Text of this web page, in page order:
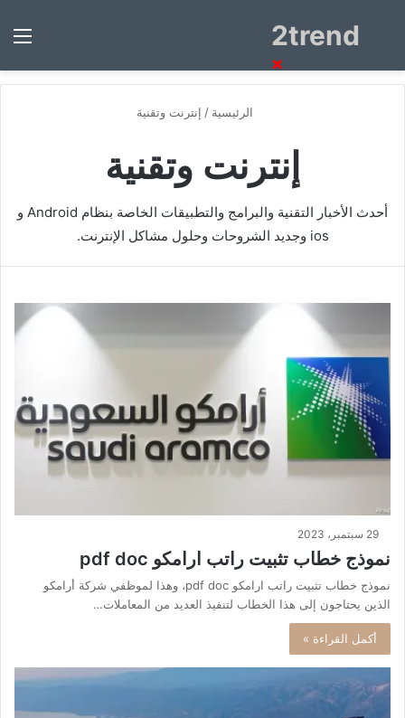
2trendبحث
الرئيسية / إنترنت وتقنية
إنترنت وتقنية
أحدث الأخبار التقنية والبرامج والتطبيقات الخاصة بنظام Android و
ios وجديد الشروحات وحلول مشاكل الإنترنت.
29 سبتمبر، 2023
نموذج خطاب تثبيت راتب ارامكو pdf doc
نموذج خطاب تثبيت راتب ارامكو pdf doc، وهذا لموظفي شركة أرامكو
الذين يحتاجون إلى هذا الخطاب لتنفيذ العديد من المعاملات…
أكمل القراءة »
×